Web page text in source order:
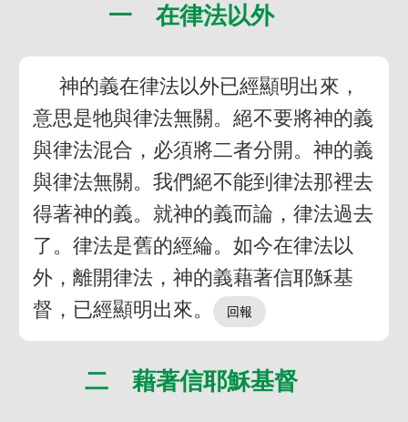
一 在律法以外
神的義在律法以外已經顯明出來，
意思是牠與律法無關。絕不要將神的義
與律法混合，必須將二者分開。神的義
與律法無關。我們絕不能到律法那裡去
得著神的義。就神的義而論，律法過去
了。律法是舊的經綸。如今在律法以
外，離開律法，神的義藉著信耶穌基
督，已經顯明出來。
二 藉著信耶穌基督